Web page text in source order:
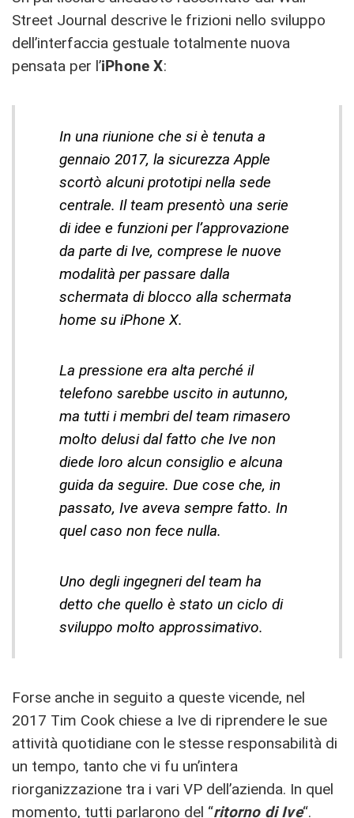
Street Journal descrive le frizioni nello sviluppo
dell’interfaccia gestuale totalmente nuova
pensata per l’iPhone X:
In una riunione che si è tenuta a
gennaio 2017, la sicurezza Apple
scortò alcuni prototipi nella sede
centrale. Il team presentò una serie
di idee e funzioni per l’approvazione
da parte di Ive, comprese le nuove
modalità per passare dalla
schermata di blocco alla schermata
home su iPhone X.
La pressione era alta perché il
telefono sarebbe uscito in autunno,
ma tutti i membri del team rimasero
molto delusi dal fatto che Ive non
diede loro alcun consiglio e alcuna
guida da seguire. Due cose che, in
passato, Ive aveva sempre fatto. In
quel caso non fece nulla.
Uno degli ingegneri del team ha
detto che quello è stato un ciclo di
sviluppo molto approssimativo.
Forse anche in seguito a queste vicende, nel
2017 Tim Cook chiese a Ive di riprendere le sue
attività quotidiane con le stesse responsabilità di
un tempo, tanto che vi fu un’intera
riorganizzazione tra i vari VP dell’azienda. In quel
momento, tutti parlarono del “ritorno di Ive“.